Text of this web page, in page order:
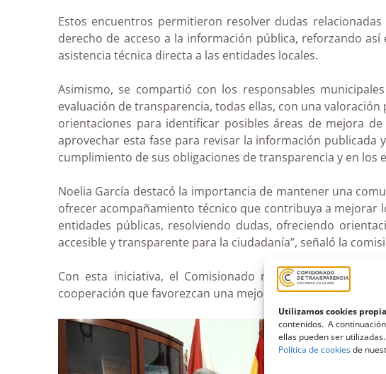
Utilizamos cookies
contenidos. A
ellas pueden ser
Política de cookiesde
Estos encuentros permitieron resolver dudas
derecho de acceso a la información pública, reforzando
asistencia técnica directa a las entidades locales.
Asimismo, se compartió con los responsables
evaluación de transparencia, todas ellas, con una
orientaciones para identificar posibles áreas de mejora
aprovechar esta fase para revisar la información
cumplimiento de sus obligaciones de transparencia y en los
Noelia García destacó la importancia de mantener una
ofrecer acompañamiento técnico que contribuya a mejorar
entidades públicas, resolviendo dudas, ofreciendo
accesible y transparente para la ciudadanía”, señaló la
Con esta iniciativa, el Comisionado reafirma su
cooperación que favorezcan una mejor gestión pública y